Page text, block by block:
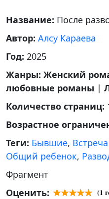
Название: После
Автор: Алсу Караева
Год: 2025
Жанры: Женский
любовные романы |
Количество страниц:
Возрастное
Теги: Бывшие,
Общий ребенок,
Фрагмент
Оценить:
(1